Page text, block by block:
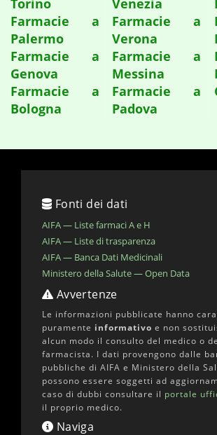
Torino
Farmacie a
Palermo
Farmacie a
Genova
Farmacie a
Bologna
Venezia
Farmacie a
Verona
Farmacie a
Messina
Farmacie a
Padova
Fonti dei dati
AIFA — Liste farmaci A e H
AIFA — Liste di trasparenza
AIFA — Banca Dati Medicinali
Ministero della Salute — Open Data
Avvertenze
Le informazioni pubblicate hanno
puramente informativo e non
alcun modo il consulto del medico o
farmacista. I dati provengono dalle
pubbliche di AIFA e Ministero della
possono essere soggetti ad
caso di dubbi consultare il portale
il proprio medico.
Naviga